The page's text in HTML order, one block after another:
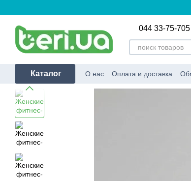
044 33-75-705
Каталог О нас Оплата и доставка